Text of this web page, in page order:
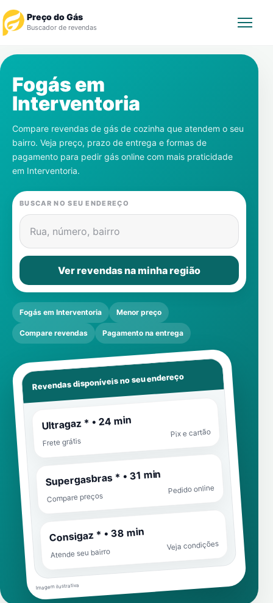
Preço do Gás
Buscador de revendas
Revendedor
Notícias
Cadastre-se
Gás
Contatos
Fogás em
Interventoria
Compare revendas de gás de cozinha que atendem o seu
bairro. Veja preço, prazo de entrega e formas de
pagamento para pedir gás online com mais praticidade
em Interventoria.
BUSCAR NO SEU ENDEREÇO
Rua, número, bairro
Ver revendas na minha região
Fogás em Interventoria Menor preço
Compare revendas Pagamento na entrega
Revendas disponíveis no seu endereço
Ultragaz * • 24 min
Frete grátis
Pix e cartão
Supergasbras * • 31 min
Compare preços
Pedido online
Consigaz * • 38 min
Atende seu bairro
Veja condições
Imagem ilustrativa